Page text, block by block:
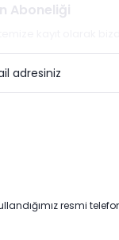
Aboneliği
resmi